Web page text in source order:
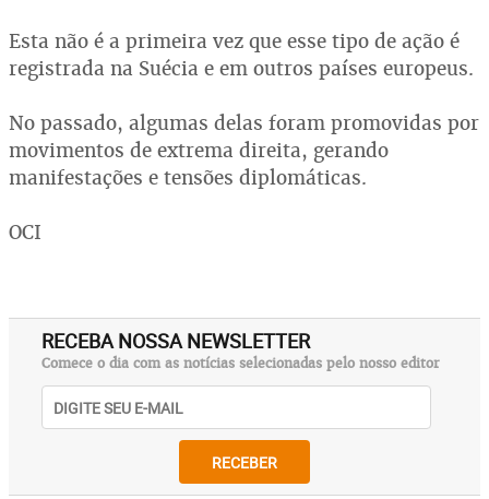
Esta não é a primeira vez que esse tipo de ação é
registrada na Suécia e em outros países europeus.
No passado, algumas delas foram promovidas por
movimentos de extrema direita, gerando
manifestações e tensões diplomáticas.
OCI
RECEBA NOSSA NEWSLETTER
Comece o dia com as notícias selecionadas pelo nosso editor
RECEBER